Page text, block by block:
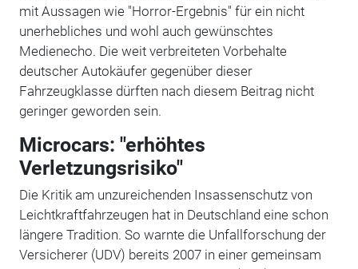
mit Aussagen wie "Horror-Ergebnis" für ein nicht
unerhebliches und wohl auch gewünschtes
Medienecho. Die weit verbreiteten Vorbehalte
deutscher Autokäufer gegenüber dieser
Fahrzeugklasse dürften nach diesem Beitrag nicht
geringer geworden sein.
Microcars: "erhöhtes
Verletzungsrisiko"
Die Kritik am unzureichenden Insassenschutz von
Leichtkraftfahrzeugen hat in Deutschland eine schon
längere Tradition. So warnte die Unfallforschung der
Versicherer (UDV) bereits 2007 in einer gemeinsam